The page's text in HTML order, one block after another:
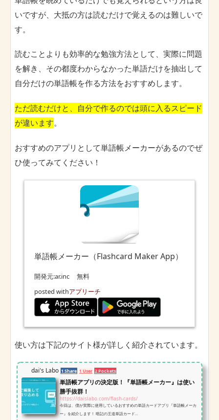
いですが、大抵の方は読むだけで覚えるのは難しいで
す。
読むことよりも効率的な勉強方法として、実際に問題
を解き、その都度わからなかった単語だけを抽出して
自分だけの単語帳を作る方法をおすすめします。
ただ読むだけと、自分で作るのでは頭に入るスピード
が違います。
おすすめのアプリとして単語帳メーカーがあるのでぜ
ひ使ってみてください！
単語帳メーカー（Flashcard Maker App）
開発元:ar.inc
無料
posted withアプリーチ
使い方は下記のサイト様が詳しく紹介されています。
dai's Labo 1 Share 1 User 2 Pockets
単語帳アプリの決定版！『単語帳メーカー』は使い
勝手抜群！
https://daislabo.com/flash-cards/
今回は、僕が実際に使用しているおすすめの単語カードアプリ『単語帳メーカ
ー』を紹介します！ 暗記の王道単語カード…